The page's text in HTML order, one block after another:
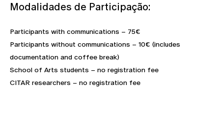
Modalidades de Participação:
Participants with communications – 75€
Participants without communications – 10€ (includes
documentation and coffee break)
School of Arts students – no registration fee
CITAR researchers – no registration fee